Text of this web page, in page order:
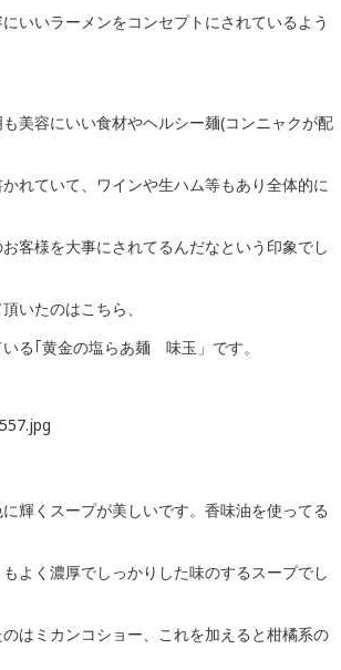
いいラーメンをコンセプトにされているよう
美容にいい食材やヘルシー麺(コンニャクが配
れていて、ワインや生ハム等もあり全体的に
客様を大事にされてるんだなという印象でし
いたのはこちら、
る｢黄金の塩らあ麺 味玉」です。
輝くスープが美しいです。香味油を使ってる
よく濃厚でしっかりした味のするスープでし
はミカンコショー、これを加えると柑橘系の